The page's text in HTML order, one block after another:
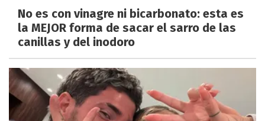
No es con vinagre ni bicarbonato: esta es
la MEJOR forma de sacar el sarro de las
canillas y del inodoro